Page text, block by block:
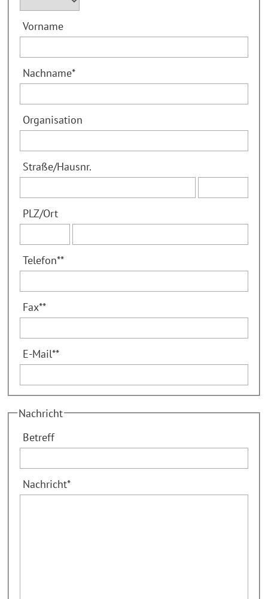
Vorname
Nachname*
Organisation
Straße/Hausnr.
PLZ/Ort
Telefon**
Fax**
E-Mail**
Nachricht
Betreff
Nachricht*